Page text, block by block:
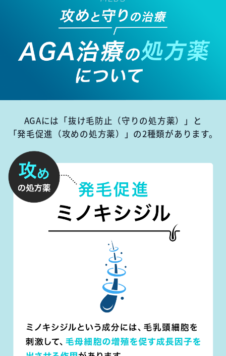
AGAには「抜け毛防止（守りの処方薬）」と
「発毛促進（攻めの処方薬）」の2種類があります。